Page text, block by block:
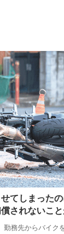
てしまった
されないこ
勤務先からバイク